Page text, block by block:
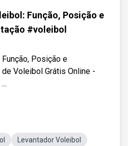
Função, Posição e
#voleibol
Posição e
Voleibol Grátis Online -
Levantador Voleibol